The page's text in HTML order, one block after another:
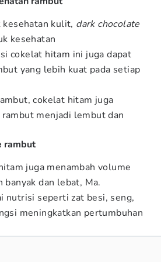
kesehatan kulit, dark chocolate
kesehatan
cokelat hitam ini juga dapat
yang lebih kuat pada setiap
cokelat hitam juga
menjadi lembut dan
rambut
juga menambah volume
dan lebat, Ma.
nutrisi seperti zat besi, seng,
meningkatkan pertumbuhan